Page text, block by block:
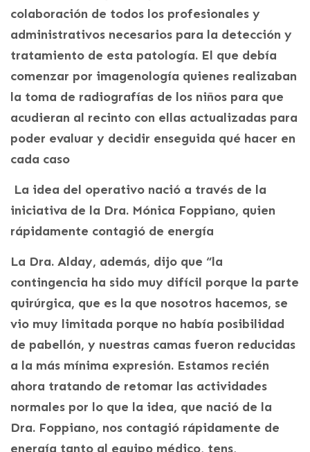
colaboración de todos los profesionales y
administrativos necesarios para la detección y
tratamiento de esta patología. El que debía
comenzar por imagenología quienes realizaban
la toma de radiografías de los niños para que
acudieran al recinto con ellas actualizadas para
poder evaluar y decidir enseguida qué hacer en
cada caso
La idea del operativo nació a través de la
iniciativa de la Dra. Mónica Foppiano, quien
rápidamente contagió de energía
La Dra. Alday, además, dijo que “la
contingencia ha sido muy difícil porque la parte
quirúrgica, que es la que nosotros hacemos, se
vio muy limitada porque no había posibilidad
de pabellón, y nuestras camas fueron reducidas
a la más mínima expresión. Estamos recién
ahora tratando de retomar las actividades
normales por lo que la idea, que nació de la
Dra. Foppiano, nos contagió rápidamente de
energía tanto al equipo médico, tens,